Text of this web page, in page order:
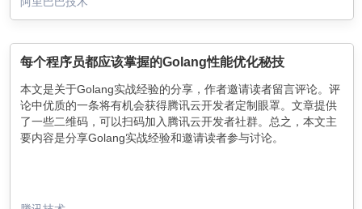
每个程序员都应该掌握的Golang性能优化秘技
本文是关于Golang实战经验的分享，作者邀请读者留言评论。评
论中优质的一条将有机会获得腾讯云开发者定制眼罩。文章提供
了一些二维码，可以扫码加入腾讯云开发者社群。总之，本文主
要内容是分享Golang实战经验和邀请读者参与讨论。